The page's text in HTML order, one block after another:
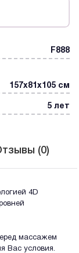
F888
157x81x105 см
5 лет
(0)
4D
массажем
Вас условия.